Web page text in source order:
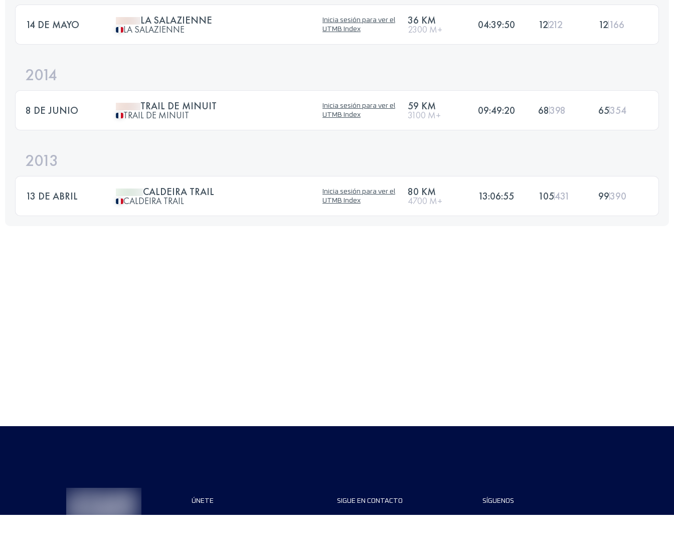
14 DE MAYO LA SALAZIENNE
LA SALAZIENNE
Inicia sesión para ver el
UTMB Index
36 KM
2300 M+ 04:39:50 12212 12166
2014
8 DE JUNIO TRAIL DE MINUIT
TRAIL DE MINUIT
Inicia sesión para ver el
UTMB Index
59 KM
3100 M+ 09:49:20 68398 65354
2013
13 DE ABRIL CALDEIRA TRAIL
CALDEIRA TRAIL
Inicia sesión para ver el
UTMB Index
80 KM
4700 M+ 13:06:55 105431 99390
ÚNETE SIGUE EN CONTACTO SÍGUENOS